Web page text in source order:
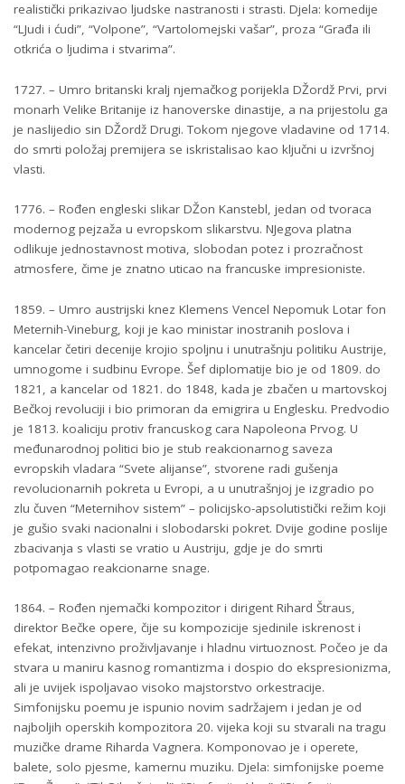
realistički prikazivao ljudske nastranosti i strasti. Djela: komedije
“LJudi i ćudi”, “Volpone”, “Vartolomejski vašar”, proza “Građa ili
otkrića o ljudima i stvarima”.
1727. – Umro britanski kralj njemačkog porijekla DŽordž Prvi, prvi
monarh Velike Britanije iz hanoverske dinastije, a na prijestolu ga
je naslijedio sin DŽordž Drugi. Tokom njegove vladavine od 1714.
do smrti položaj premijera se iskristalisao kao ključni u izvršnoj
vlasti.
1776. – Rođen engleski slikar DŽon Kanstebl, jedan od tvoraca
modernog pejzaža u evropskom slikarstvu. NJegova platna
odlikuje jednostavnost motiva, slobodan potez i prozračnost
atmosfere, čime je znatno uticao na francuske impresioniste.
1859. – Umro austrijski knez Klemens Vencel Nepomuk Lotar fon
Meternih-Vineburg, koji je kao ministar inostranih poslova i
kancelar četiri decenije krojio spoljnu i unutrašnju politiku Austrije,
umnogome i sudbinu Evrope. Šef diplomatije bio je od 1809. do
1821, a kancelar od 1821. do 1848, kada je zbačen u martovskoj
Bečkoj revoluciji i bio primoran da emigrira u Englesku. Predvodio
je 1813. koaliciju protiv francuskog cara Napoleona Prvog. U
međunarodnoj politici bio je stub reakcionarnog saveza
evropskih vladara “Svete alijanse”, stvorene radi gušenja
revolucionarnih pokreta u Evropi, a u unutrašnjoj je izgradio po
zlu čuven “Meternihov sistem” – policijsko-apsolutistički režim koji
je gušio svaki nacionalni i slobodarski pokret. Dvije godine poslije
zbacivanja s vlasti se vratio u Austriju, gdje je do smrti
potpomagao reakcionarne snage.
1864. – Rođen njemački kompozitor i dirigent Rihard Štraus,
direktor Bečke opere, čije su kompozicije sjedinile iskrenost i
efekat, intenzivno proživljavanje i hladnu virtuoznost. Počeo je da
stvara u maniru kasnog romantizma i dospio do ekspresionizma,
ali je uvijek ispoljavao visoko majstorstvo orkestracije.
Simfonijsku poemu je ispunio novim sadržajem i jedan je od
najboljih operskih kompozitora 20. vijeka koji su stvarali na tragu
muzičke drame Riharda Vagnera. Komponovao je i operete,
balete, solo pjesme, kamernu muziku. Djela: simfonijske poeme